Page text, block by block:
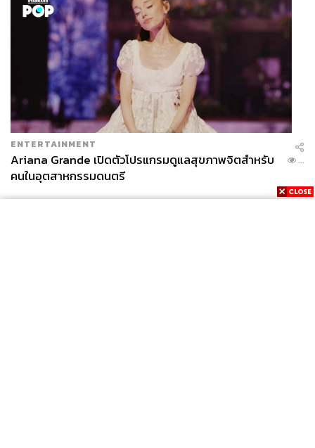
ENTERTAINMENT
Ariana Grande เปิดตัวโปรแกรมดูแลสุขภาพจิตสำหรับ
คนในอุตสาหกรรมดนตรี
...